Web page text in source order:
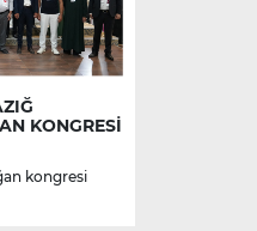
KONGRESİ
kongresi